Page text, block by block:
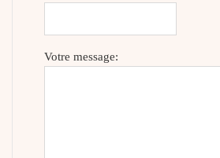
Votre message: